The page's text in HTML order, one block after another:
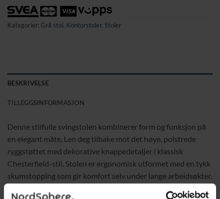
Kategorier: Grå stol, Kontorstoler, Stoler
BESKRIVELSE
TILLEGGSINFORMASJON
Denne stilfulle svingstolen kombinerer form og funksjon på
en elegant måte. Len deg tilbake mot det høye, polstrede
ryggstøttet med dekorative knappedetaljer i klassisk
Chesterfield-stil. Stolen er ergonomisk utformet med en tykk
skumstopping som gir komfort selv under lange arbeidsøkter.